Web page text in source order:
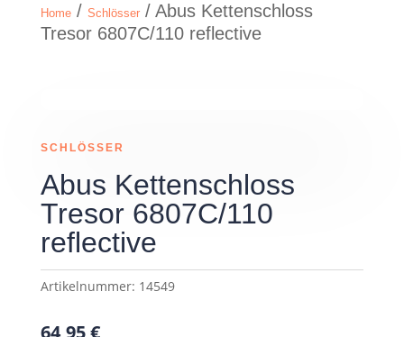
Home/ Schlösser/ Abus Kettenschloss
Tresor 6807C/110 reflective
SCHLÖSSER
Abus Kettenschloss
Tresor 6807C/110
reflective
Artikelnummer: 14549
64,95€